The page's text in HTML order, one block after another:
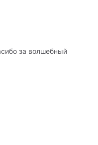
за волшебный